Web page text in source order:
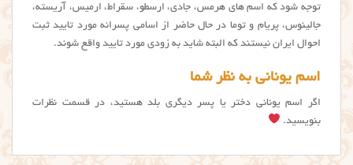
توجه شود که اسم های هرمس، جادی، ارسطو، سقراط، ارمیس، آریسته،
جالینوس، پریام و توما در حال حاضر از اسامی پسرانه مورد تایید ثبت
احوال ایران نیستند که البته شاید به زودی مورد تایید واقع شوند.
اسم یونانی به نظر شما
اگر اسم يوناني دختر یا پسر دیگری بلد هستید، در قسمت نظرات
بنویسید.